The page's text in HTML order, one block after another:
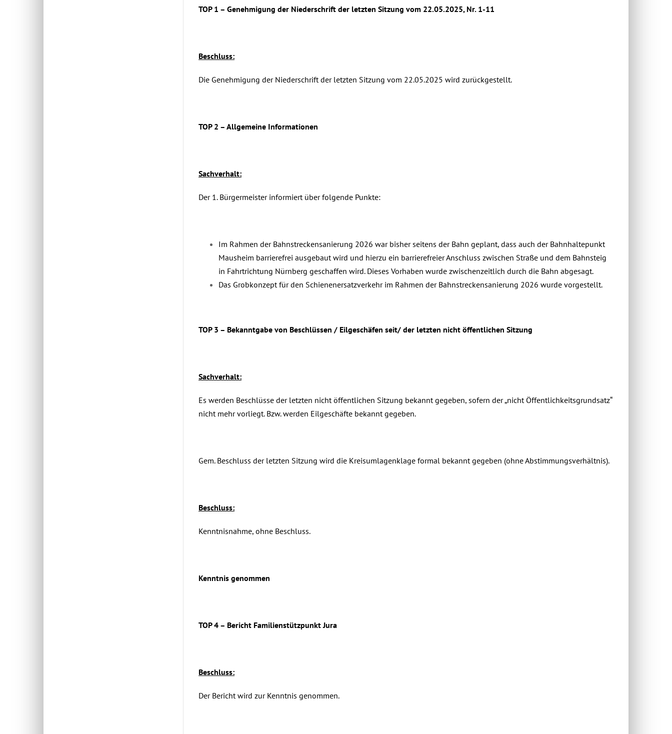
TOP 1 – Genehmigung der Niederschrift der letzten Sitzung vom 22.05.2025, Nr. 1-11
Beschluss:
Die Genehmigung der Niederschrift der letzten Sitzung vom 22.05.2025 wird zurückgestellt.
TOP 2 – Allgemeine Informationen
Sachverhalt:
Der 1. Bürgermeister informiert über folgende Punkte:
Im Rahmen der Bahnstreckensanierung 2026 war bisher seitens der Bahn geplant, dass auch der Bahnhaltepunkt
Mausheim barrierefrei ausgebaut wird und hierzu ein barrierefreier Anschluss zwischen Straße und dem Bahnsteig
in Fahrtrichtung Nürnberg geschaffen wird. Dieses Vorhaben wurde zwischenzeitlich durch die Bahn abgesagt.
Das Grobkonzept für den Schienenersatzverkehr im Rahmen der Bahnstreckensanierung 2026 wurde vorgestellt.
TOP 3 – Bekanntgabe von Beschlüssen / Eilgeschäfen seit/ der letzten nicht öffentlichen Sitzung
Sachverhalt:
Es werden Beschlüsse der letzten nicht öffentlichen Sitzung bekannt gegeben, sofern der „nicht Öffentlichkeitsgrundsatz“
nicht mehr vorliegt. Bzw. werden Eilgeschäfte bekannt gegeben.
Gem. Beschluss der letzten Sitzung wird die Kreisumlagenklage formal bekannt gegeben (ohne Abstimmungsverhältnis).
Beschluss:
Kenntnisnahme, ohne Beschluss.
Kenntnis genommen
TOP 4 – Bericht Familienstützpunkt Jura
Beschluss:
Der Bericht wird zur Kenntnis genommen.